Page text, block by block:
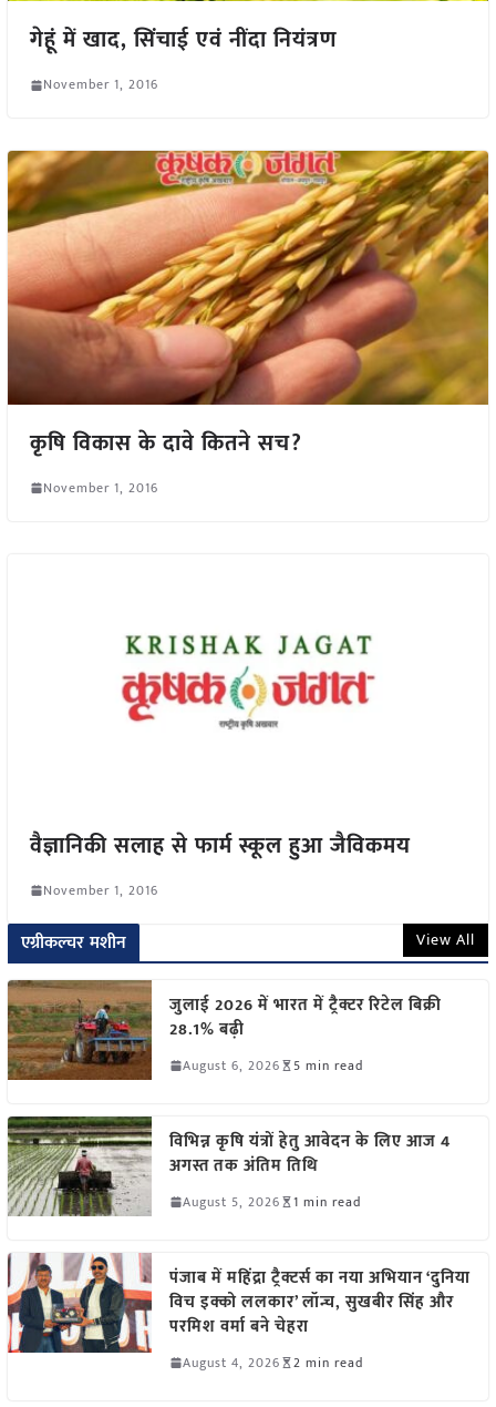
गेहूं में खाद, सिंचाई एवं नींदा नियंत्रण
November 1, 2016
कृषि विकास के दावे कितने सच?
November 1, 2016
वैज्ञानिकी सलाह से फार्म स्कूल हुआ जैविकमय
November 1, 2016
एग्रीकल्चर मशीन View All
जुलाई 2026 में भारत में ट्रैक्टर रिटेल बिक्री
28.1% बढ़ी
August 6, 2026 5 min read
विभिन्न कृषि यंत्रों हेतु आवेदन के लिए आज 4
अगस्त तक अंतिम तिथि
August 5, 2026 1 min read
पंजाब में महिंद्रा ट्रैक्टर्स का नया अभियान ‘दुनिया
विच इक्को ललकार’ लॉन्च, सुखबीर सिंह और
परमिश वर्मा बने चेहरा
August 4, 2026 2 min read